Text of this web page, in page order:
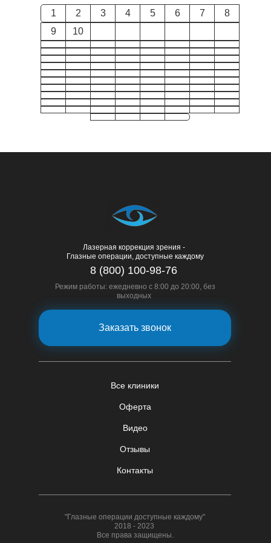
1 2 3 4 5 6 7
8
9
10
Лазерная коррекция зрения -
Глазные операции, доступные каждому
Оферта
Видео
Все клиники
Отзывы
Контакты
8 (800) 100-98-76
Режим работы: ежедневно с 8:00 до 20:00, без
выходных
Заказать звонок
"Глазные операции доступные каждому"
2018 - 2023
Все права защищены.